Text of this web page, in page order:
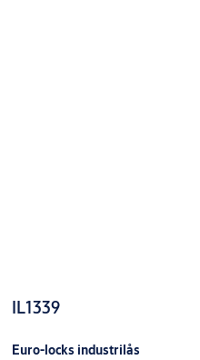
IL1339
Euro-locks industrilås